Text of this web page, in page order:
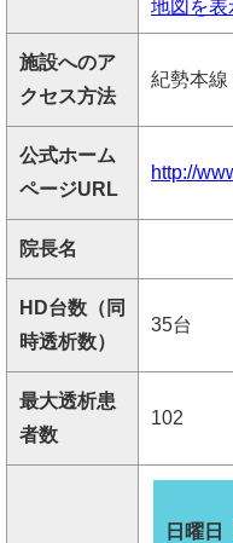
地図を表
施設へのア
クセス方法
紀勢本線
公式ホーム
ページURL
http://
院長名
HD台数（同
時透析数）
35台
最大透析患
者数
102
日曜日